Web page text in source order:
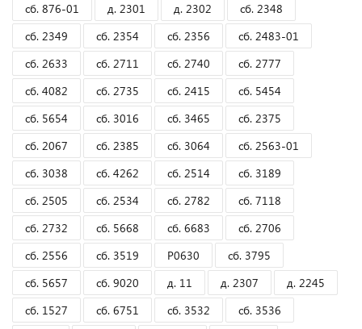
сб. 876-01
д. 2301 д. 2302
сб. 2348
сб. 2349
сб. 2354 сб. 2356
сб. 2483-01
сб. 2633
сб. 2711 сб. 2740
сб. 2777
сб. 4082
сб. 2735 сб. 2415
сб. 5454
сб. 5654
сб. 3016 сб. 3465
сб. 2375
сб. 2067
сб. 2385 сб. 3064
сб. 2563-01
сб. 3038
сб. 4262 сб. 2514
сб. 3189
сб. 2505
сб. 2534 сб. 2782
сб. 7118
сб. 2732
сб. 5668 сб. 6683
сб. 2706
сб. 2556
сб. 3519 Р0630
сб. 3795
сб. 5657
сб. 9020 д. 11 д. 2307
д. 2245
сб. 1527
сб. 6751 сб. 3532
сб. 3536